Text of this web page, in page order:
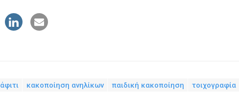
κακοποίηση ανηλίκων παιδική κακοποίηση τοιχογραφία